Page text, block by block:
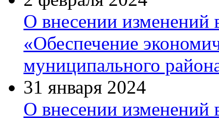
О внесении
«Обеспечение
муниципального
31 января 2024
О внесении изменений